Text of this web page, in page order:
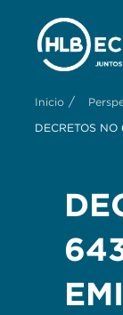
Inicio /
DECRETOS